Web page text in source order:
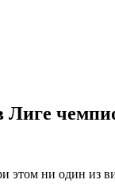
Лиге
этом ни один из